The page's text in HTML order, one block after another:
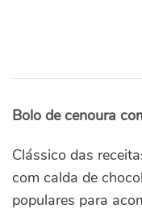
Bolo de cenoura
Clássico das
com calda de
populares para